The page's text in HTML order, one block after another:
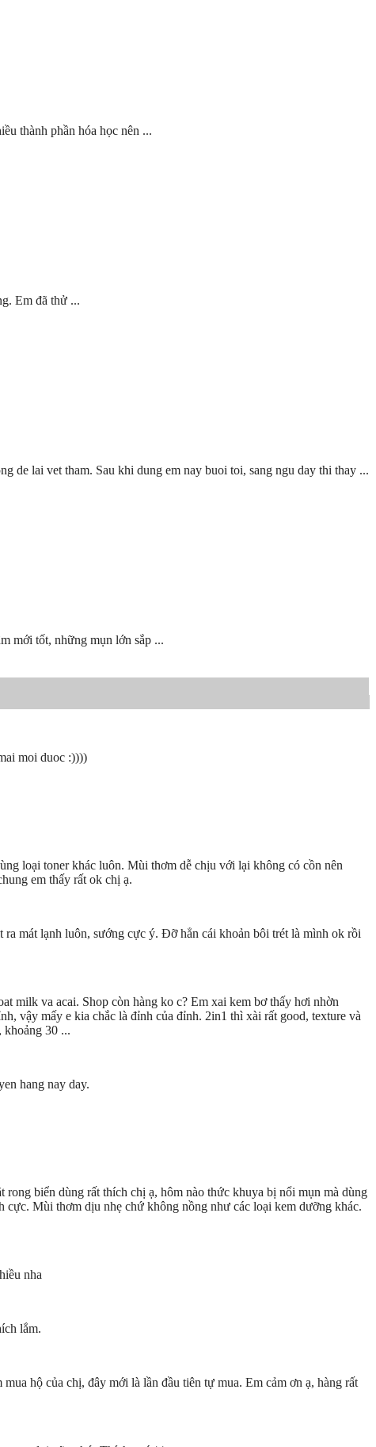
thành phần hóa học nên ...
Em đã thử ...
de lai vet tham. Sau khi dung em nay buoi toi, sang ngu day thi thay ...
mới tốt, những mụn lớn sắp ...
moi duoc :))))
loại toner khác luôn. Mùi thơm dễ chịu với lại không có cồn nên
em thấy rất ok chị ạ.
mát lạnh luôn, sướng cực ý. Đỡ hẳn cái khoản bôi trét là mình ok rồi
milk va acai. Shop còn hàng ko c? Em xai kem bơ thấy hơi nhờn
vậy mấy e kia chắc là đỉnh của đỉnh. 2in1 thì xài rất good, texture và
khoảng 30 ...
hang nay day.
rong biển dùng rất thích chị ạ, hôm nào thức khuya bị nổi mụn mà dùng
cực. Mùi thơm dịu nhẹ chứ không nồng như các loại kem dưỡng khác.
nha
lắm.
hộ của chị, đây mới là lần đầu tiên tự mua. Em cảm ơn ạ, hàng rất